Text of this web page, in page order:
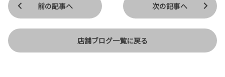
前の記事へ
店舗ブログ一覧に戻る
次の記事へ